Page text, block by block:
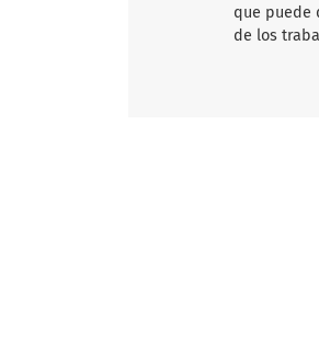
que puede
de los